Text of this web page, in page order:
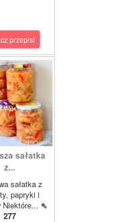
przepis!
sałatka
z...
sałatka z
papryki i
Niektóre... ⇖
277